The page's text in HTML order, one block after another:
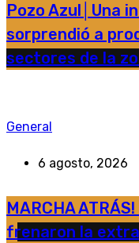
Pozo Azul│Una
sorprendió a
sectores de la
General
6 agosto, 2026
MARCHA
frenaron la